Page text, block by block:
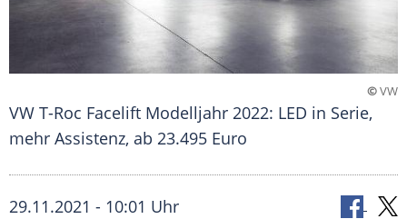
©VW
VW T-Roc Facelift Modelljahr 2022: LED in Serie,
mehr Assistenz, ab 23.495 Euro
29.11.2021 - 10:01 Uhr